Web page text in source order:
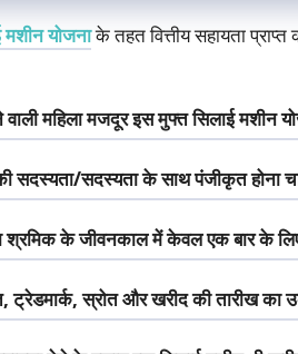
मशीन योजनाके तहत वित्तीय सहायता
महिला मजदूर इस मुफ्त सिलाई मशीन
सदस्यता/सदस्यता के साथ पंजीकृत होना
के जीवनकाल में केवल एक बार के
स्रोत और खरीद की तारीख का